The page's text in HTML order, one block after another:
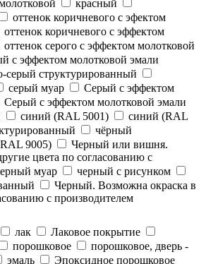
красный
оттенок коричневого с эфектом
оттенок коричневого с эффектом
оттенок серого с эффектом молотковой
с эффектом молотковой эмали
серый структурированный
серый муар
Серый с эффектом
Серый с эффектом молотковой эмали
синий (RAL 5001)
синий (RAL
чёрный
9005)
Черный или вишня.
цвета по согласованию с
муар
черный с рисунком
Черный. Возможна окраска в
с производителем
лак
Лаковое покрытие
порошковое
порошковое, дверь -
эмаль Эпоксидное порошковое